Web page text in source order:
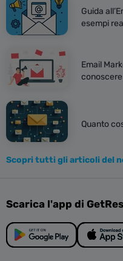
Guida
esempi
Email
Quanto
Scopri tutti gli articoli del
Scarica l'app di